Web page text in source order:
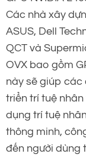
Các nhà xây
ASUS, Dell
QCT và
OVX bao gồm
này sẽ giúp các
triển trí tuệ
dụng trí tuệ
thông minh,
đến người dùng